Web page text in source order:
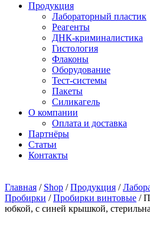
Продукция
Лабораторный пластик
Реагенты
ДНК-криминалистика
Гистология
Флаконы
Оборудование
Тест-системы
Пакеты
Силикагель
О компании
Оплата и доставка
Партнёры
Статьи
Контакты
Главная / Shop /Продукция /
Пробирки /Пробирки винтовые /
юбкой, c синей крышкой,